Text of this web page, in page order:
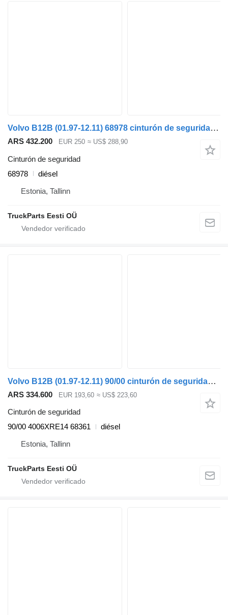
Volvo B12B (01.97-12.11) 68978 cinturón de seguridad para Volvo B6, B7, B9, B10, B12 bus (1978-2011) autobús
ARS 432.200 EUR 250 ≈ US$ 288,90
Cinturón de seguridad
68978
diésel
Estonia, Tallinn
TruckParts Eesti OÜ
Volvo B12B (01.97-12.11) 90/00 cinturón de seguridad para Volvo B6, B7, B9, B10, B12 (1978-2011) autobús
ARS 334.600 EUR 193,60 ≈ US$ 223,60
Cinturón de seguridad
90/00 4006XRE14 68361
diésel
Estonia, Tallinn
TruckParts Eesti OÜ